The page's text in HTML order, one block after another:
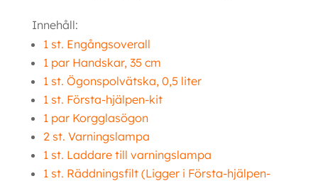
Innehåll:
1 st. Engångsoverall
1 par Handskar, 35 cm
1 st. Ögonspolvätska, 0,5 liter
1 st. Första-hjälpen-kit
1 par Korgglasögon
2 st. Varningslampa
1 st. Laddare till varningslampa
1 st. Räddningsfilt (Ligger i Första-hjälpen-